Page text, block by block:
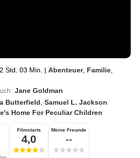
2 Std. 03 Min. | Abenteuer, Familie
Jane Goldman
Butterfield Samuel L. Jackson
Home For Peculiar Children
Filmstarts
4,0
Meine Freunde
--